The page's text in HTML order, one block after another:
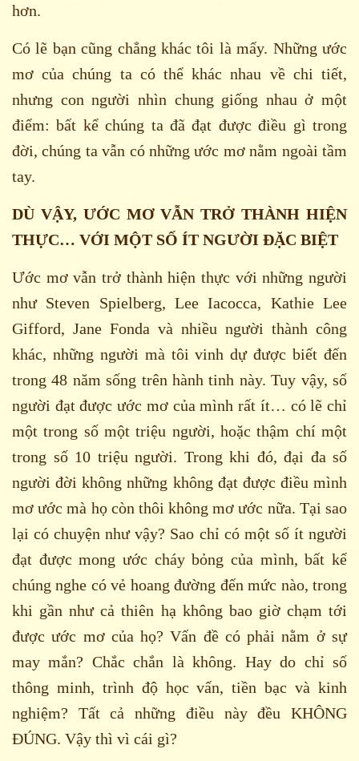
hơn.
Có lẽ bạn cũng chẳng khác tôi là mấy. Những ước
mơ của chúng ta có thể khác nhau về chi tiết,
nhưng con người nhìn chung giống nhau ở một
điểm: bất kể chúng ta đã đạt được điều gì trong
đời, chúng ta vẫn có những ước mơ nằm ngoài tầm
tay.
DÙ VẬY, ƯỚC MƠ VẪN TRỞ THÀNH HIỆN
THỰC… VỚI MỘT SỐ ÍT NGƯỜI ĐẶC BIỆT
Ước mơ vẫn trở thành hiện thực với những người
như Steven Spielberg, Lee Iacocca, Kathie Lee
Gifford, Jane Fonda và nhiều người thành công
khác, những người mà tôi vinh dự được biết đến
trong 48 năm sống trên hành tinh này. Tuy vậy, số
người đạt được ước mơ của mình rất ít… có lẽ chỉ
một trong số một triệu người, hoặc thậm chí một
trong số 10 triệu người. Trong khi đó, đại đa số
người đời không những không đạt được điều mình
mơ ước mà họ còn thôi không mơ ước nữa. Tại sao
lại có chuyện như vậy? Sao chỉ có một số ít người
đạt được mong ước cháy bỏng của mình, bất kể
chúng nghe có vẻ hoang đường đến mức nào, trong
khi gần như cả thiên hạ không bao giờ chạm tới
được ước mơ của họ? Vấn đề có phải nằm ở sự
may mắn? Chắc chắn là không. Hay do chỉ số
thông minh, trình độ học vấn, tiền bạc và kinh
nghiệm? Tất cả những điều này đều KHÔNG
ĐÚNG. Vậy thì vì cái gì?